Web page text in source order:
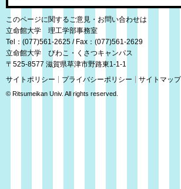
このページに関するご意見・お問い合わせは
立命館大学 理工学部事務室
Tel：(077)561-2625 / Fax：(077)561-2629
立命館大学 びわこ・くさつキャンパス
〒525-8577 滋賀県草津市野路東1-1-1
サイトポリシー
プライバシーポリシー サイトマップ
© Ritsumeikan Univ. All rights reserved.